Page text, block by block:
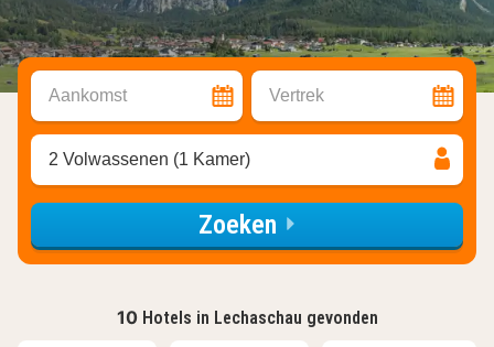
Aankomst Vertrek
2 Volwassenen (1 Kamer)
Zoeken
10 Hotels in Lechaschau gevonden